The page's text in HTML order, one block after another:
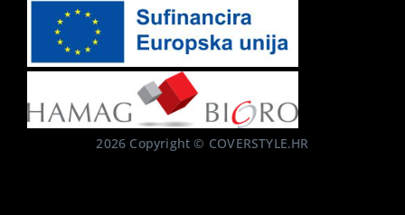
2026 Copyright © COVERSTYLE.HR